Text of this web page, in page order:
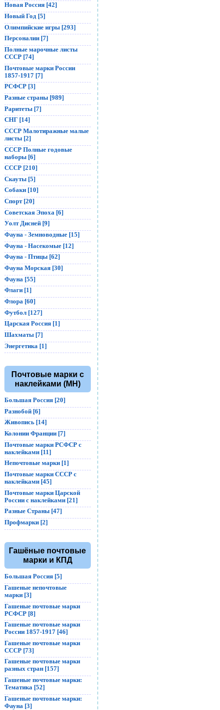
Новая Россия [42]
Новый Год [5]
Олимпийские игры [293]
Персоналии [7]
Полные марочные листы
СССР [74]
Почтовые марки России
1857-1917 [7]
РСФСР [3]
Разные страны [989]
Раритеты [7]
СНГ [14]
СССР Малотиражные малые
листы [2]
СССР Полные годовые
наборы [6]
СССР [210]
Скауты [5]
Собаки [10]
Спорт [20]
Советская Эпоха [6]
Уолт Дисней [9]
Фауна - Земноводные [15]
Фауна - Насекомые [12]
Фауна - Птицы [62]
Фауна Морская [30]
Фауна [55]
Флаги [1]
Флора [60]
Футбол [127]
Царская Россия [1]
Шахматы [7]
Энергетика [1]
Почтовые марки с
наклейками (MH)
Большая Россия [20]
Разнобой [6]
Живопись [14]
Колонии Франции [7]
Почтовые марки РСФСР с
наклейками [11]
Непочтовые марки [1]
Почтовые марки СССР с
наклейками [45]
Почтовые марки Царской
России с наклейками [21]
Разные Страны [47]
Профмарки [2]
Гашёные почтовые
марки и КПД
Большая Россия [5]
Гашеные непочтовые
марки [3]
Гашеные почтовые марки
РСФСР [8]
Гашеные почтовые марки
России 1857-1917 [46]
Гашеные почтовые марки
СССР [73]
Гашеные почтовые марки
разных стран [157]
Гашеные почтовые марки:
Тематика [52]
Гашеные почтовые марки:
Фауна [3]